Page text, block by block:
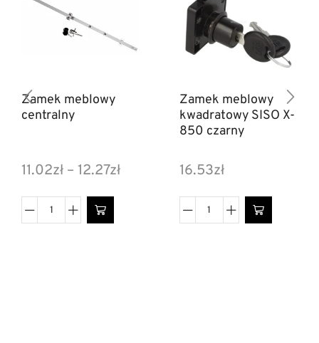
Zamek meblowy
centralny
11.02zł – 12.27zł
Zamek meblowy
kwadratowy SISO X-
850 czarny
16.53zł